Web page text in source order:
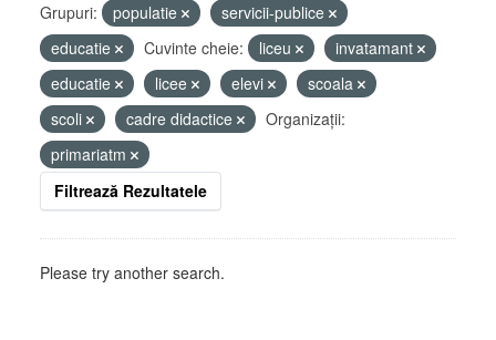
Grupuri: populatie
servicii-publice
educatie
Cuvinte cheie: liceu
invatamant
educatie
licee elevi
scoala
scoli
cadre didactice
Organizații:
primariatm
Filtrează Rezultatele
Please try another search.